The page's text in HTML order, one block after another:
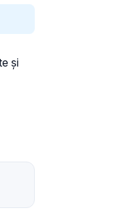
și